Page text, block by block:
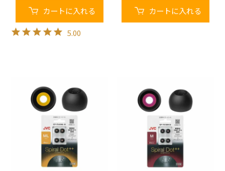
カートに入れる
5.00
カートに入れる